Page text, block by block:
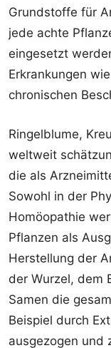
Grundstoffe für
jede achte
eingesetzt
Erkrankungen
chronischen
Ringelblume,
weltweit
die als
Sowohl in der
Homöopathie
Pflanzen als
Herstellung der
der Wurzel, dem
Samen die
Beispiel durch
ausgezogen und